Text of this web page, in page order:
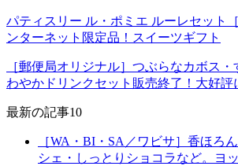
パティスリー ル・ポミエ ルーレセット
ンターネット限定品！スイーツギフト
［郵便局オリジナル］つぶらなカボス
わやかドリンクセット販売終了！大好評
最新の記事10
［WA・BI・SA／ワビサ］香ほろ
シェ・しっとりショコラなど。ヨ